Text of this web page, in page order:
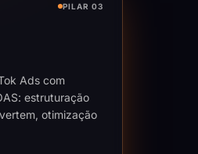
PILAR 03
Ads com
estruturação
otimização